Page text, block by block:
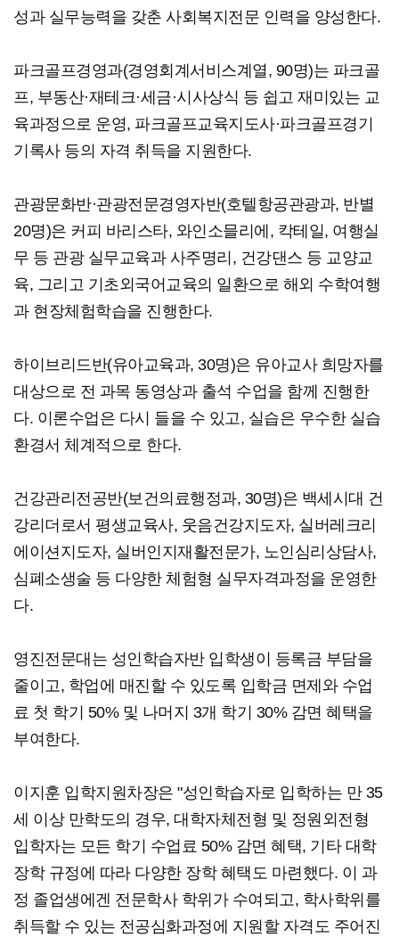
성과 실무능력을 갖춘 사회복지전문 인력을 양성한다.
파크골프경영과(경영회계서비스계열, 90명)는 파크골
프, 부동산·재테크·세금·시사상식 등 쉽고 재미있는 교
육과정으로 운영, 파크골프교육지도사·파크골프경기
기록사 등의 자격 취득을 지원한다.
관광문화반·관광전문경영자반(호텔항공관광과, 반별
20명)은 커피 바리스타, 와인소믈리에, 칵테일, 여행실
무 등 관광 실무교육과 사주명리, 건강댄스 등 교양교
육, 그리고 기초외국어교육의 일환으로 해외 수학여행
과 현장체험학습을 진행한다.
하이브리드반(유아교육과, 30명)은 유아교사 희망자를
대상으로 전 과목 동영상과 출석 수업을 함께 진행한
다. 이론수업은 다시 들을 수 있고, 실습은 우수한 실습
환경서 체계적으로 한다.
건강관리전공반(보건의료행정과, 30명)은 백세시대 건
강리더로서 평생교육사, 웃음건강지도자, 실버레크리
에이션지도자, 실버인지재활전문가, 노인심리상담사,
심폐소생술 등 다양한 체험형 실무자격과정을 운영한
다.
영진전문대는 성인학습자반 입학생이 등록금 부담을
줄이고, 학업에 매진할 수 있도록 입학금 면제와 수업
료 첫 학기 50% 및 나머지 3개 학기 30% 감면 혜택을
부여한다.
이지훈 입학지원차장은 "성인학습자로 입학하는 만 35
세 이상 만학도의 경우, 대학자체전형 및 정원외전형
입학자는 모든 학기 수업료 50% 감면 혜택, 기타 대학
장학 규정에 따라 다양한 장학 혜택도 마련했다. 이 과
정 졸업생에겐 전문학사 학위가 수여되고, 학사학위를
취득할 수 있는 전공심화과정에 지원할 자격도 주어진